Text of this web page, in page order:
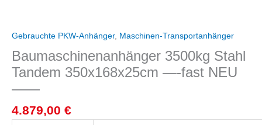
Gebrauchte PKW-Anhänger, Maschinen-Transportanhänger
Baumaschinenanhänger 3500kg Stahl
Tandem 350x168x25cm —-fast NEU
——
4.879,00 €
NEU-
-
-
Menge